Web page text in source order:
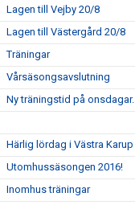
Lagen till Vejby 20/8
Lagen till Västergård 20/8
Träningar
Vårsäsongsavslutning
Ny träningstid på onsdagar.
Härlig lördag i Västra Karup
Utomhussäsongen 2016!
Inomhus träningar